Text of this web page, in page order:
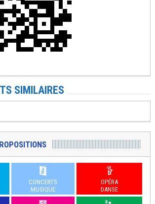
SIMILAIRES
CONCERTS
MUSIQUE
OPÉRA
DANSE